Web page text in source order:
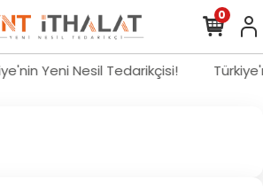
Yeni Nesil Tedarikçisi!
0